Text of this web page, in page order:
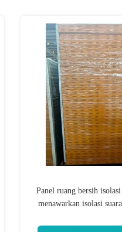
Panel ruang bersih
menawarkan isolasi